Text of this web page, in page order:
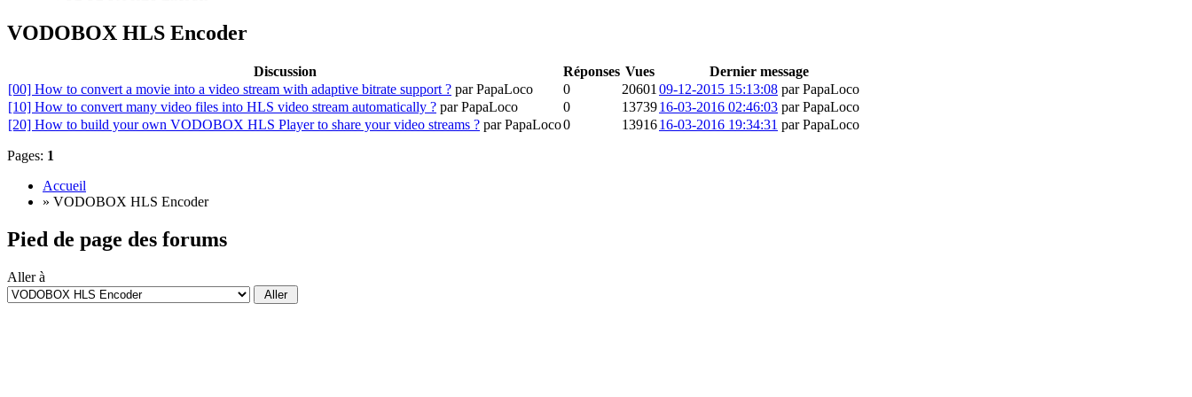
VODOBOX HLS Encoder
Discussion Réponses Vues
Dernier message
[00] How to convert a movie into a video stream with adaptive bitrate support ? par PapaLoco 0 20601 09-12-2015 15:13:08 par PapaLoco
[10] How to convert many video files into HLS video stream automatically ? par PapaLoco 0 1373916-03-2016 02:46:03 par PapaLoco
[20] How to build your own VODOBOX HLS Player to share your video streams ? par PapaLoco0 1391616-03-2016 19:34:31 par PapaLoco
Pages: 1
Accueil
» VODOBOX HLS Encoder
Pied de page des forums
Aller à